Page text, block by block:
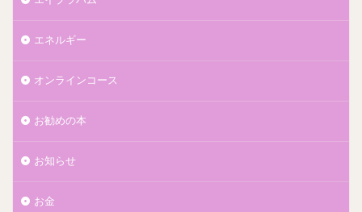
エネルギー
オンラインコース
お勧めの本
お知らせ
お金